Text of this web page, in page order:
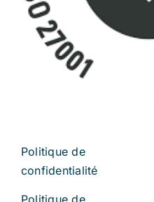
Politique de
confidentialité
Politique de